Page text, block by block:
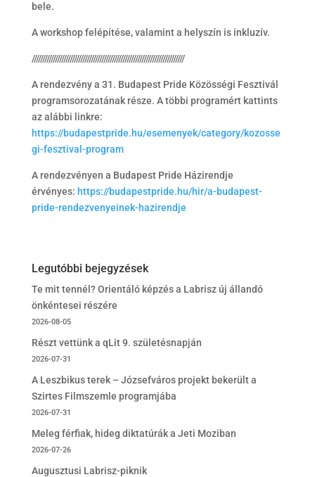
bele.
A workshop felépítése, valamint a helyszín is inkluzív.
////////////////////////////////////////////////////////////////////////
A rendezvény a 31. Budapest Pride Közösségi Fesztivál
programsorozatának része. A többi programért kattints
az alábbi linkre:
https://budapestpride.hu/esemenyek/category/kozosse
gi-fesztival-program
A rendezvényen a Budapest Pride Házirendje
érvényes: https://budapestpride.hu/hir/a-budapest-
pride-rendezvenyeinek-hazirendje
Legutóbbi bejegyzések
Te mit tennél? Orientáló képzés a Labrisz új állandó
önkéntesei részére
2026-08-05
Részt vettünk a qLit 9. születésnapján
2026-07-31
A Leszbikus terek – Józsefváros projekt bekerült a
Szirtes Filmszemle programjába
2026-07-31
Meleg férfiak, hideg diktatúrák a Jeti Moziban
2026-07-26
Augusztusi Labrisz-piknik